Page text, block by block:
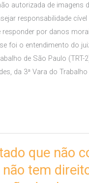
autorizada de imagens
responsabilidade
responder por danos
foi o entendimento do
de São Paulo (TRT-
da 3ª Vara do Trabalho
que não
não tem